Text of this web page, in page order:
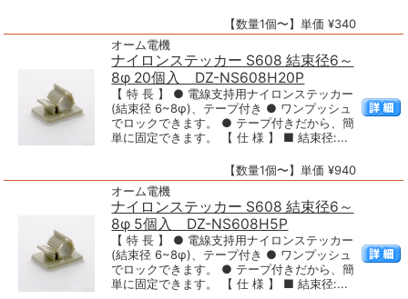
【数量1個〜】単価 ¥340
オーム電機
ナイロンステッカー S608 結束径6～
8φ 20個入 DZ-NS608H20P
【 特 長 】 ● 電線支持用ナイロンステッカー
(結束径 6~8φ)、テープ付き ● ワンプッシュ
でロックできます。 ● テープ付きだから、簡
単に固定できます。 【 仕 様 】 ■ 結束径:...
【数量1個〜】単価 ¥940
オーム電機
ナイロンステッカー S608 結束径6～
8φ 5個入 DZ-NS608H5P
【 特 長 】 ● 電線支持用ナイロンステッカー
(結束径 6~8φ)、テープ付き ● ワンプッシュ
でロックできます。 ● テープ付きだから、簡
単に固定できます。 【 仕 様 】 ■ 結束径:...